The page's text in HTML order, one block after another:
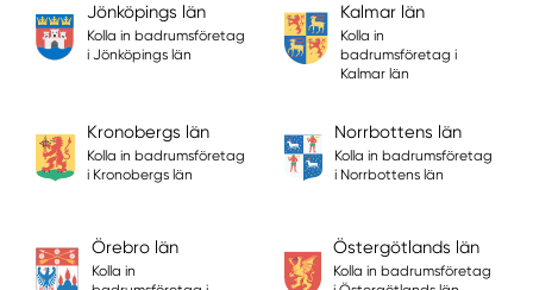
Jönköpings län
Kolla in badrumsföretag
i Jönköpings län
Kalmar län
Kolla in
badrumsföretag i
Kalmar län
Kronobergs län
Kolla in badrumsföretag
i Kronobergs län
Norrbottens län
Kolla in badrumsföretag
i Norrbottens län
Örebro län
Kolla in
Östergötlands län
Kolla in badrumsföretag